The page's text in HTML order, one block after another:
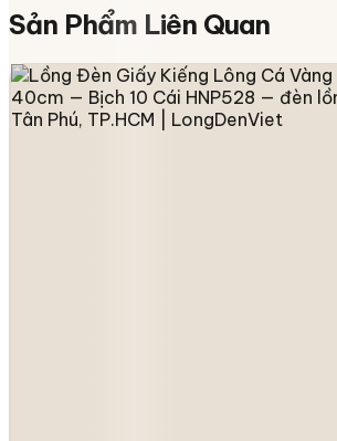
Sản Phẩm Liên Quan